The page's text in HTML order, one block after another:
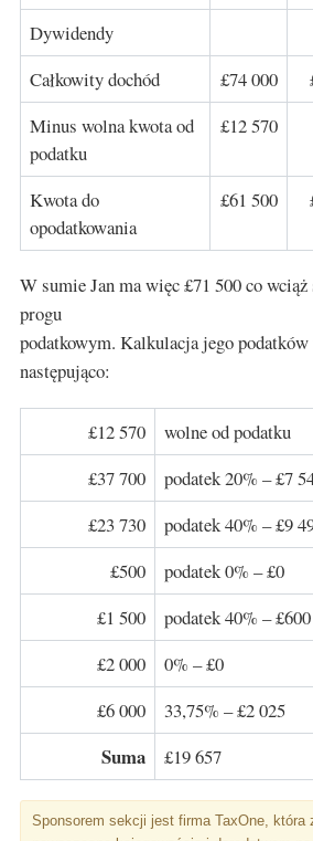
Dywidendy
Całkowity dochód
£74 000
Minus wolna kwota od
podatku
£12 570
Kwota do
opodatkowania
£61 500
W sumie Jan ma więc £71 500 co
progu
podatkowym. Kalkulacja jego podatków
następująco:
£12 570
wolne od podatku
£37 700
podatek 20% – £7
£23 730
podatek 40% – £9
£500
podatek 0% – £0
£1 500
podatek 40% – £600
£2 000
0% – £0
£6 000
33,75% – £2 025
Suma £19 657
Sponsorem sekcji jest firma TaxOne, która